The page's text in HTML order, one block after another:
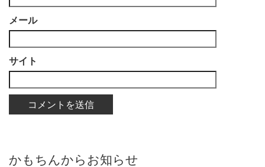
メール
サイト
かもちんからお知らせ